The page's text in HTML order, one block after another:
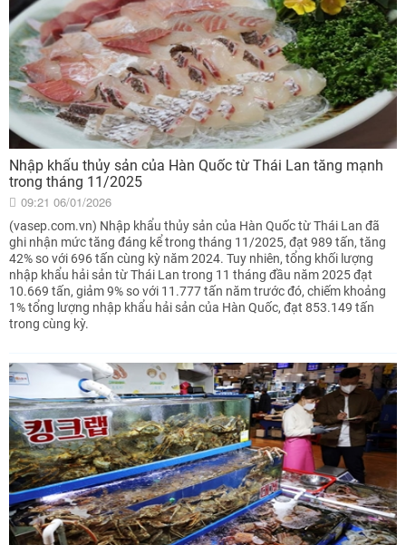
Nhập khẩu thủy sản của Hàn Quốc từ Thái Lan tăng mạnh
trong tháng 11/2025
09:21 06/01/2026
(vasep.com.vn) Nhập khẩu thủy sản của Hàn Quốc từ Thái Lan đã
ghi nhận mức tăng đáng kể trong tháng 11/2025, đạt 989 tấn, tăng
42% so với 696 tấn cùng kỳ năm 2024. Tuy nhiên, tổng khối lượng
nhập khẩu hải sản từ Thái Lan trong 11 tháng đầu năm 2025 đạt
10.669 tấn, giảm 9% so với 11.777 tấn năm trước đó, chiếm khoảng
1% tổng lượng nhập khẩu hải sản của Hàn Quốc, đạt 853.149 tấn
trong cùng kỳ.